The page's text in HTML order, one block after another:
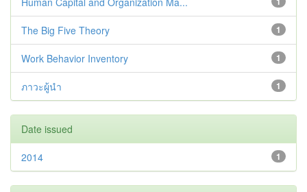
1
The Big Five Theory
1
Work Behavior Inventory
1
ภาวะผู้นำ
Date issued
1
2014